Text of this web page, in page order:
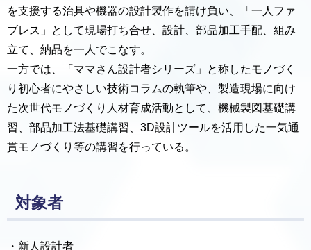
を支援する治具や機器の設計製作を請け負い、「一人ファ
ブレス」として現場打ち合せ、設計、部品加工手配、組み
立て、納品を一人でこなす。
一方では、「ママさん設計者シリーズ」と称したモノづく
り初心者にやさしい技術コラムの執筆や、製造現場に向け
た次世代モノづくり人材育成活動として、機械製図基礎講
習、部品加工法基礎講習、3D設計ツールを活用した一気通
貫モノづくり等の講習を行っている。
対象者
・新人設計者